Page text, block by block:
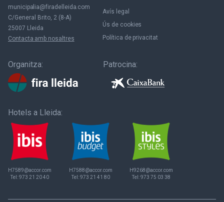
municipalia@firadelleida.com
C/General Brito, 2 (8-A)
25007 Lleida
Contacta amb nosaltres
Avís legal
Ús de cookies
Política de privacitat
Organitza: Patrocina:
Hotels a Lleida:
H7589@accor.com
Tel:973 21 20 40
H7588@accor.com
Tel:973 21 41 80
H9268@accor.com
Tel:973 75 03 38